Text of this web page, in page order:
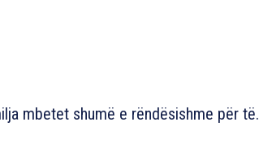
mbetet shumë e rëndësishme për të.